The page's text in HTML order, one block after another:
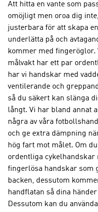
Att hitta en vante som
omöjligt men oroa dig
justerbara för att skapa
underlätta på och
kommer med fingeröglor.
målvakt har ett par
har vi handskar med
ventilerande och
så du säkert kan slänga
långt. Vi har bland annat
några av våra
och ge extra dämpning
hög fart mot målet. Om
ordentliga cykelhandskar
fingerlösa handskar som
backen, dessutom
handflatan så dina
Dessutom kan du